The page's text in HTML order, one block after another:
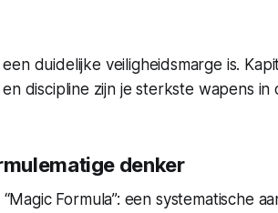
duidelijke veiligheidsmarge is.
discipline zijn je sterkste wapens in
denker
Formula”: een systematische